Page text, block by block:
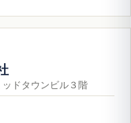
ドタウンビル３階